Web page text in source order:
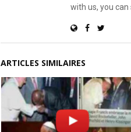
with us, you
ARTICLES SIMILAIRES